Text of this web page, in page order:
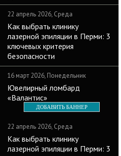
22 апрель 2026, Среда
Как выбрать клинику
лазерной эпиляции в Перми: 3
ключевых критерия
безопасности
16 март 2026, Понедельник
Ювелирный ломбард
«Валантис»
ДОБАВИТЬ БАННЕР
22 апрель 2026, Среда
Как выбрать клинику
лазерной эпиляции в Перми: 3